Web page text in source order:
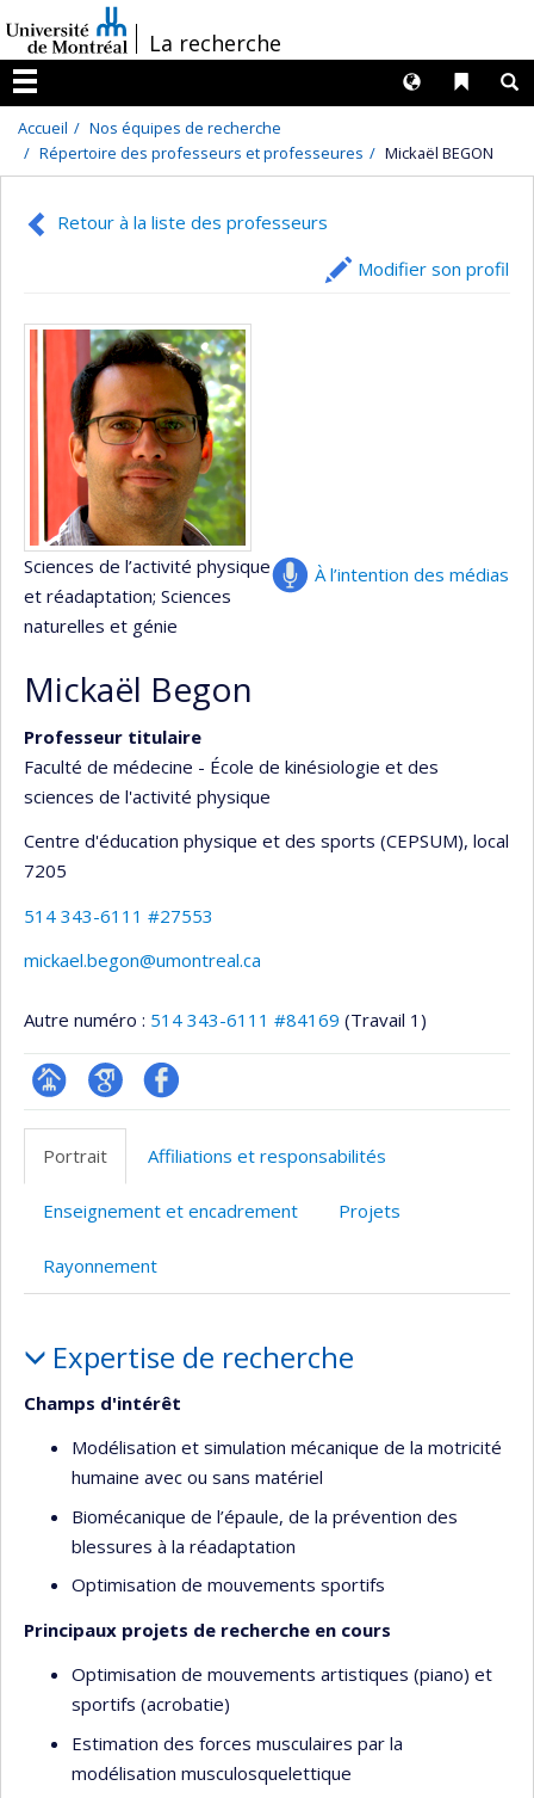
au
contenu
/La recherche
Menu
Liens
Langues
Accueil
Nos équipes de recherche
Répertoire des professeurs et professeures
Mickaël BEGON
Retour à la liste des professeurs
Modifier son profil
À l’intention des médias
Sciences de l’activité physique
et réadaptation; Sciences
naturelles et génie
Mickaël Begon
Professeur titulaire
Faculté de médecine - École de kinésiologie et des
sciences de l'activité physique
Centre d'éducation physique et des sports (CEPSUM), local
7205
514 343-6111 #27553
mickael.begon@umontreal.ca
Autre numéro : 514 343-6111 #84169 (Travail 1)
Page GoogleProfil
Facebook
Portrait Affiliations et responsabilités
Enseignement et encadrement Projets
Rayonnement
Expertise de recherche
Champs d'intérêt
Modélisation et simulation mécanique de la motricité
humaine avec ou sans matériel
Biomécanique de l’épaule, de la prévention des
blessures à la réadaptation
Optimisation de mouvements sportifs
Principaux projets de recherche en cours
Optimisation de mouvements artistiques (piano) et
sportifs (acrobatie)
Estimation des forces musculaires par la
modélisation musculosquelettique